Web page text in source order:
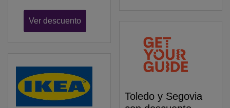
Ver descuento
Toledo y Segovia